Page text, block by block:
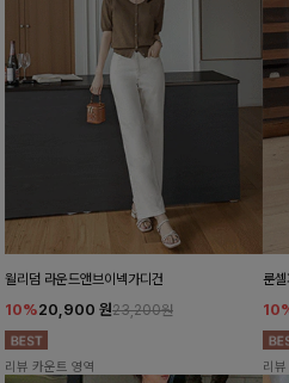
윌리덤 라운드앤브이넥가디건
10%20,900 원23,200원
리뷰 카운트 영역
룬
리